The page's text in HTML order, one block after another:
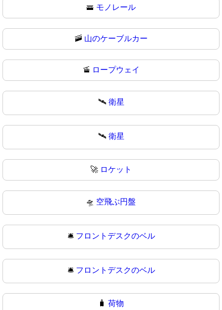
🚟 モノレール
🚠 山のケーブルカー
🚡 ロープウェイ
🛰️ 衛星
🛰 衛星
🚀 ロケット
🛸 空飛ぶ円盤
🛎️ フロントデスクのベル
🛎 フロントデスクのベル
🧳 荷物